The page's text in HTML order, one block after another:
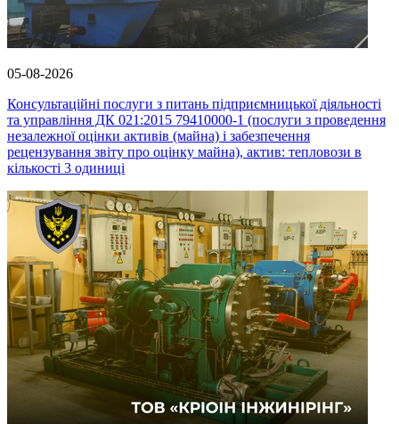
05-08-2026
Консультаційні послуги з питань підприємницької діяльності
та управління ДК 021:2015 79410000-1 (послуги з проведення
незалежної оцінки активів (майна) і забезпечення
рецензування звіту про оцінку майна), актив: тепловози в
кількості 3 одиниці